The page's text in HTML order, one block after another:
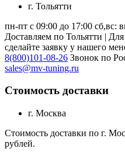
г. Тольятти
пн-пт с 09:00 до 17:00 сб,вс:
Доставляем по Тольятти |
сделайте заявку у нашего
8(800)101-08-26 Звонок по
sales@mv-tuning.ru
Стоимость доставки
г. Москва
Стоимость доставки по г.
рублей.